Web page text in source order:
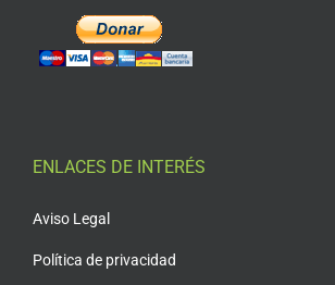
ENLACES DE INTERÉS
Aviso Legal
Política de privacidad